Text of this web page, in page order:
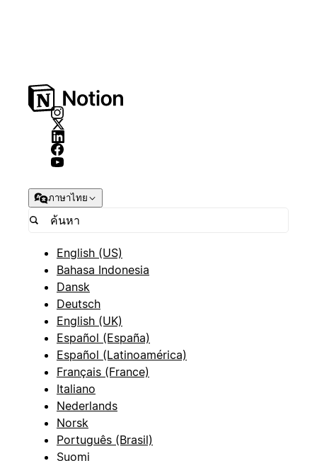
ภาษาไทย
English (US)
Bahasa Indonesia
Dansk
Deutsch
English (UK)
Español (España)
Español (Latinoamérica)
Français (France)
Italiano
Nederlands
Norsk
Português (Brasil)
Suomi